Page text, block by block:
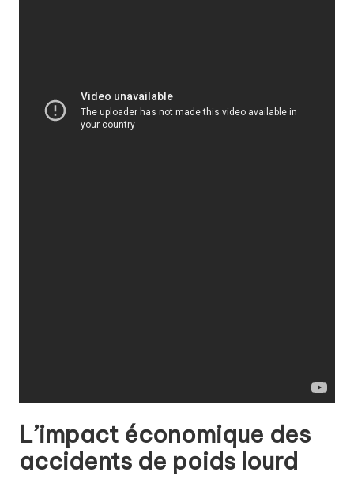
L’impact économique des
accidents de poids lourd